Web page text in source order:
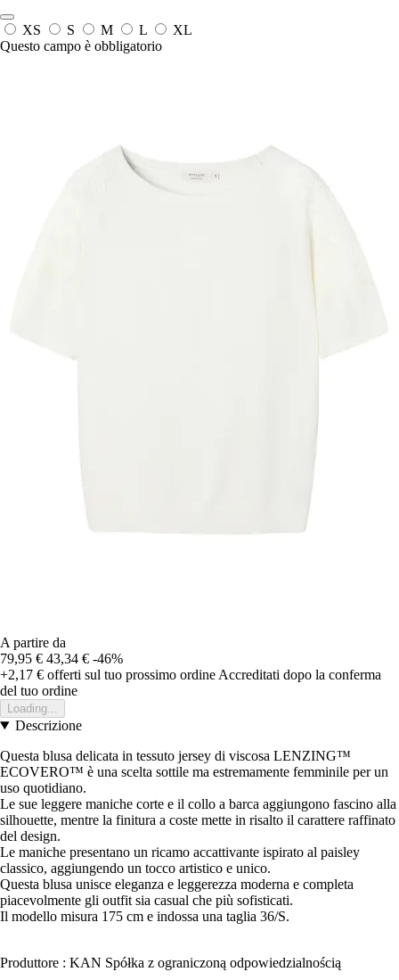
XS S M L
XL
Questo campo è obbligatorio
A partire da
79,95 € 43,34 € -46%
+2,17 € offerti sul tuo prossimo ordine Accreditati dopo la conferma
del tuo ordine
Loading...
Descrizione
Questa blusa delicata in tessuto jersey di viscosa LENZING™
ECOVERO™ è una scelta sottile ma estremamente femminile per un
uso quotidiano.
Le sue leggere maniche corte e il collo a barca aggiungono fascino alla
silhouette, mentre la finitura a coste mette in risalto il carattere raffinato
del design.
Le maniche presentano un ricamo accattivante ispirato al paisley
classico, aggiungendo un tocco artistico e unico.
Questa blusa unisce eleganza e leggerezza moderna e completa
piacevolmente gli outfit sia casual che più sofisticati.
Il modello misura 175 cm e indossa una taglia 36/S.
Produttore : KAN Spółka z ograniczoną odpowiedzialnością